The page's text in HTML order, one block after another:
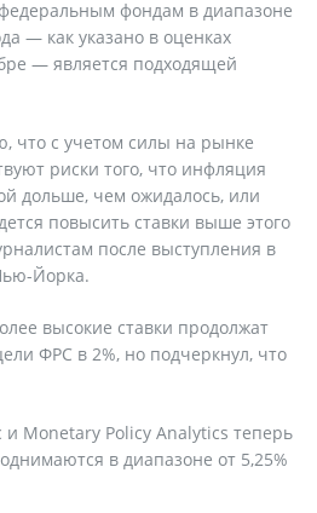
фондам в диапазоне
— как указано в оценках
— является подходящей
что с учетом силы на рынке
риски того, что инфляция
дольше, чем ожидалось, или
повысить ставки выше этого
после выступления в
Йорка.
высокие ставки продолжат
ФРС в 2%, но подчеркнул, что
Monetary Policy Analytics теперь
в диапазоне от 5,25%